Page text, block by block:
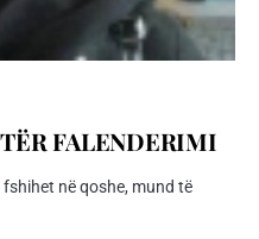
FALENDERIMI
në qoshe, mund të